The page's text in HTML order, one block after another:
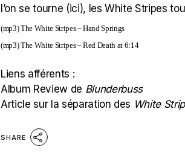
l’on se tourne (ici), les White Stripes
(mp3)The White Stripes – Hand Springs
(mp3)The White Stripes – Red Death at 6:14
Liens afférents :
Album Review de Blunderbuss
Article sur la séparation des White
SHARE